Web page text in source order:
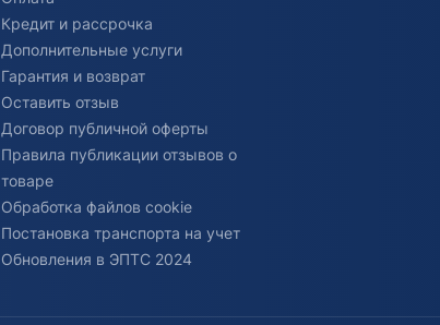
Кредит и рассрочка
Дополнительные услуги
Гарантия и возврат
Оставить отзыв
Договор публичной оферты
Правила публикации отзывов о
товаре
Обработка файлов cookie
Постановка транспорта на учет
Обновления в ЭПТС 2024